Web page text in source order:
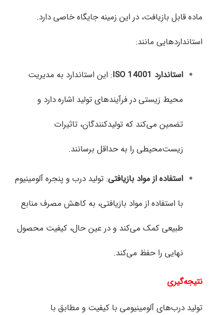
ماده قابل بازیافت، در این زمینه جایگاه خاصی دارد.
استانداردهایی مانند:
استاندارد
: این استاندارد به مدیریت
محیط زیستی در فرآیندهای تولید اشاره دارد و
تضمین می‌کند که تولیدکنندگان، تاثیرات
زیست‌محیطی را به حداقل برسانند.
استفاده از مواد بازیافتی: تولید درب و پنجره آلومینیوم
با استفاده از مواد بازیافتی، به کاهش مصرف منابع
طبیعی کمک می‌کند و در عین حال، کیفیت محصول
نهایی را حفظ می‌کند.
نتیجه‌گیری
تولید درب‌های آلومینیومی با کیفیت و مطابق با